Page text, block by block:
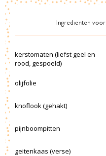
Ingrediënten voor
kerstomaten (liefst geel en
rood, gespoeld)
olijfolie
knoflook (gehakt)
pijnboompitten
geitenkaas (verse)